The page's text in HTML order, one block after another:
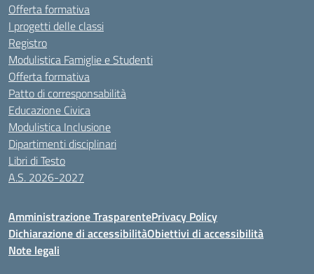
Offerta formativa
I progetti delle classi
Registro
Modulistica Famiglie e Studenti
Offerta formativa
Patto di corresponsabilità
Educazione Civica
Modulistica Inclusione
Dipartimenti disciplinari
Libri di Testo
A.S. 2026-2027
Amministrazione TrasparentePrivacy Policy
Dichiarazione di accessibilitàObiettivi di accessibilità
Note legali